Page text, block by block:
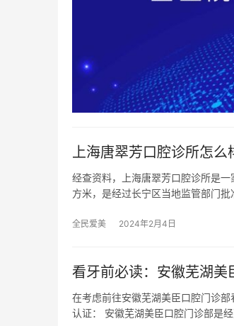
上海唐翠芳口腔诊所怎么
经查资料，上海唐翠芳口腔诊所是
方米，是经过长宁区当地监管部门
全民爱美 2024年2月4日
看牙前必读：安徽芜湖美
在考虑前往安徽芜湖美臣口腔门诊
认证： 安徽芜湖美臣口腔门诊部是